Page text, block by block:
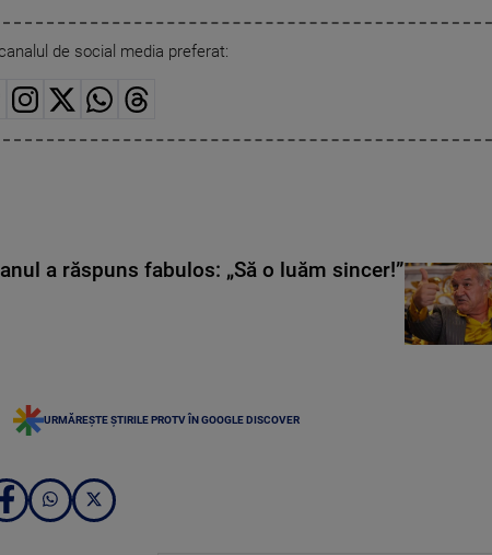
de social media preferat:
a răspuns fabulos: „Să o luăm sincer!”
URMĂREȘTE ȘTIRILE PROTV ÎN GOOGLE DISCOVER